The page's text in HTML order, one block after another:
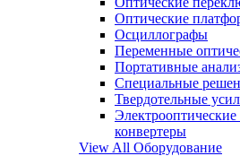
Оптические
Осциллографы
Переменные
Портативные
Специальные
Твердотельные
конвертеры
View All Оборудование